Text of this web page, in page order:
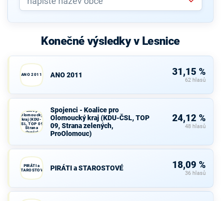
Konečné výsledky v Lesnice
ANO 2011 ANO 2011 31,15 %
62 hlasů
Koalice pro
Olomoucký
kraj (KDU-
ČSL, TOP 09,
Strana
zelených,
Spojenci - Koalice pro
Olomoucký kraj (KDU-ČSL, TOP
09, Strana zelených,
ProOlomouc)
24,12 %
48 hlasů
PIRÁTI a
STAROSTOVÉ
PIRÁTI a STAROSTOVÉ 18,09 %
36 hlasů